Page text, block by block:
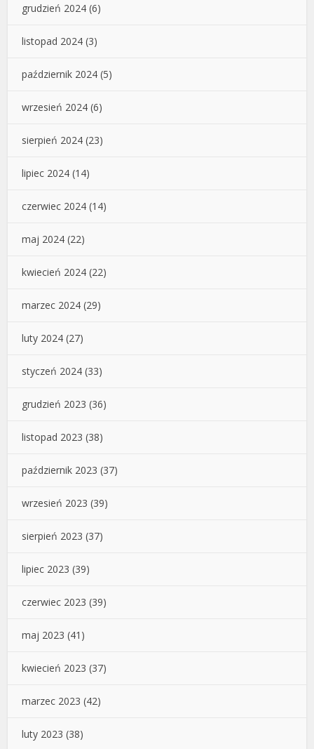
grudzień 2024 (6)
listopad 2024 (3)
październik 2024 (5)
wrzesień 2024 (6)
sierpień 2024 (23)
lipiec 2024 (14)
czerwiec 2024 (14)
maj 2024 (22)
kwiecień 2024 (22)
marzec 2024 (29)
luty 2024 (27)
styczeń 2024 (33)
grudzień 2023 (36)
listopad 2023 (38)
październik 2023 (37)
wrzesień 2023 (39)
sierpień 2023 (37)
lipiec 2023 (39)
czerwiec 2023 (39)
maj 2023 (41)
kwiecień 2023 (37)
marzec 2023 (42)
luty 2023 (38)